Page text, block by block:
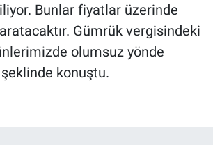
Bunlar fiyatlar üzerinde
Gümrük vergisindeki
olumsuz yönde
konuştu.